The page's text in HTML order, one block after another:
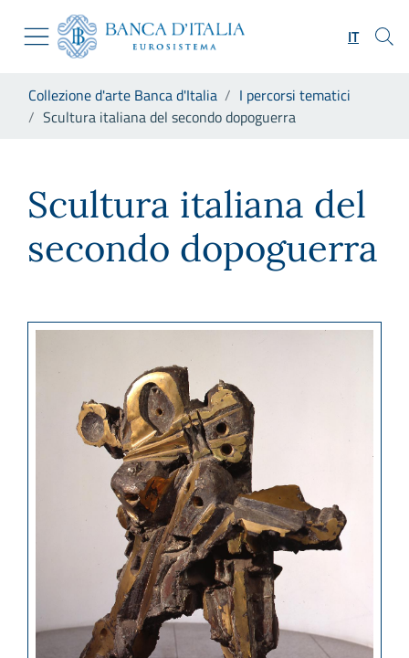
Skip to Main Content
Vai al sito istituzionale
Vai al menu di navigazione
Vai alla ricerca
Vai al footer
IT
Collezione d'arte Banca d'Italia
I percorsi tematici
Scultura italiana del secondo dopoguerra
Scultura italiana del
secondo dopoguerra